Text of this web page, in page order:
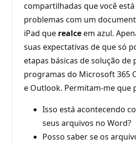
compartilhadas que você
problemas com um
iPad que realceem azul.
suas expectativas de que só
etapas básicas de solução de
programas do Microsoft 365
e Outlook. Permitam-me que
Isso está acontecendo
seus arquivos no Word?
Posso saber se os